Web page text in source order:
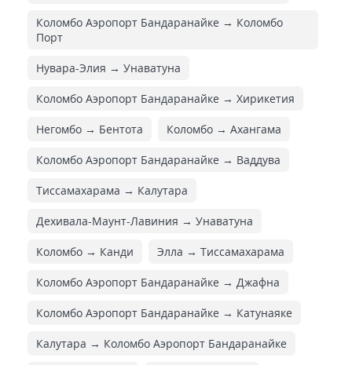
Коломбо Аэропорт Бандаранайке → Коломбо
Порт
Нувара-Элия → Унаватуна
Коломбо Аэропорт Бандаранайке → Хирикетия
Негомбо → Бентота Коломбо → Ахангама
Коломбо Аэропорт Бандаранайке → Ваддува
Тиссамахарама → Калутара
Дехивала-Маунт-Лавиния → Унаватуна
Коломбо → Канди Элла → Тиссамахарама
Коломбо Аэропорт Бандаранайке → Джафна
Коломбо Аэропорт Бандаранайке → Катунаяке
Калутара → Коломбо Аэропорт Бандаранайке